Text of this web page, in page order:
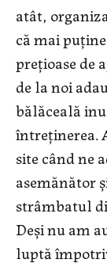
atât,
că mai
prețioase de
de la noi
bălăceală
întreţinerea.
site când ne
asemănător
strâmbatul
Deşi nu am
luptă